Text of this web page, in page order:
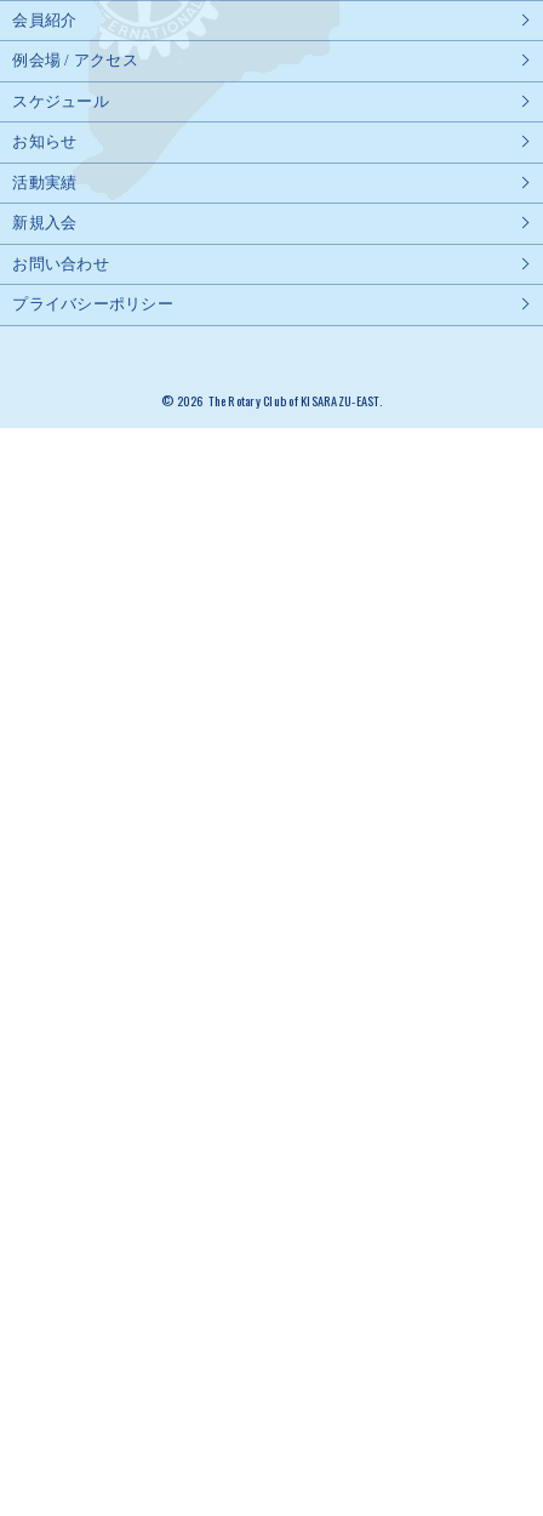
会員紹介
例会場 / アクセス
スケジュール
お知らせ
活動実績
新規入会
お問い合わせ
プライバシーポリシー
© 2026 The Rotary Club of KISARAZU-EAST.